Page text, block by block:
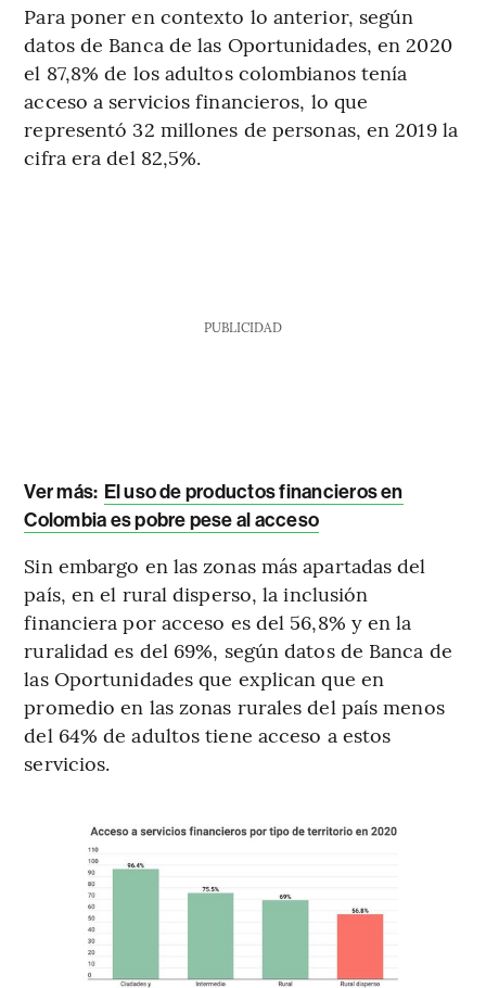
Para poner en contexto lo anterior, según
datos de Banca de las Oportunidades, en 2020
el 87,8% de los adultos colombianos tenía
acceso a servicios financieros, lo que
representó 32 millones de personas, en 2019 la
cifra era del 82,5%.
PUBLICIDAD
Ver más: El uso de productos financieros en
Colombia es pobre pese al acceso
Sin embargo en las zonas más apartadas del
país, en el rural disperso, la inclusión
financiera por acceso es del 56,8% y en la
ruralidad es del 69%, según datos de Banca de
las Oportunidades que explican que en
promedio en las zonas rurales del país menos
del 64% de adultos tiene acceso a estos
servicios.